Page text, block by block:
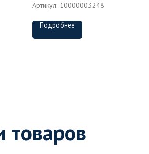
Артикул: 10000003248
Подробнее
товаров